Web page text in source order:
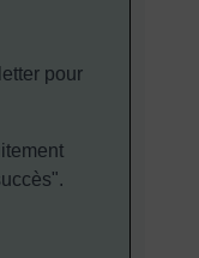
pour